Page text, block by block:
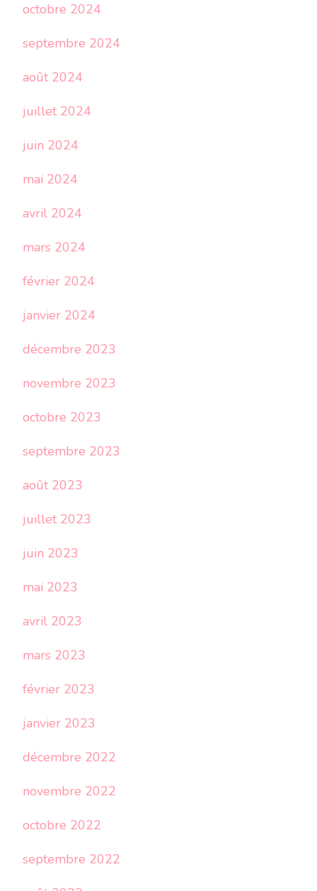
octobre 2024
septembre 2024
août 2024
juillet 2024
juin 2024
mai 2024
avril 2024
mars 2024
février 2024
janvier 2024
décembre 2023
novembre 2023
octobre 2023
septembre 2023
août 2023
juillet 2023
juin 2023
mai 2023
avril 2023
mars 2023
février 2023
janvier 2023
décembre 2022
novembre 2022
octobre 2022
septembre 2022